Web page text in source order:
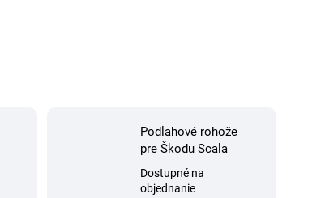
Podlahové rohože
pre Škodu Scala
Dostupné na
objednanie